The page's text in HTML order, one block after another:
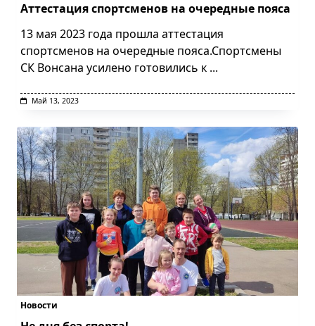
Аттестация спортсменов на очередные пояса
13 мая 2023 года прошла аттестация
спортсменов на очередные пояса.Спортсмены
СК Вонсана усилено готовились к ...
Май 13, 2023
Новости